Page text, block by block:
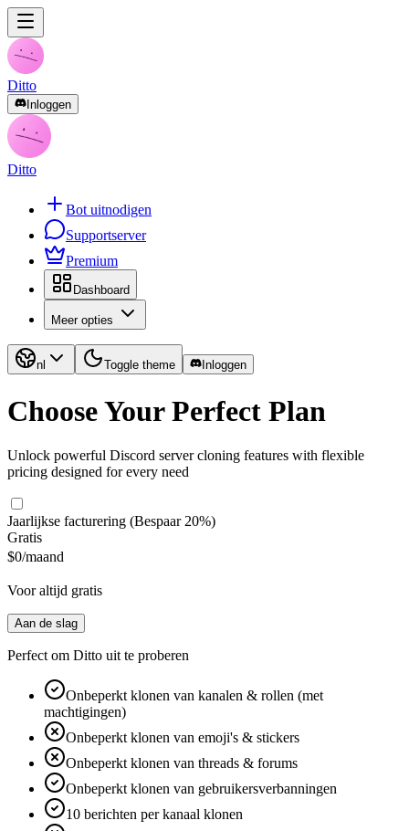
Ditto
Inloggen
Ditto
Bot uitnodigen
Supportserver
Premium
Dashboard
Meer opties
nl Toggle theme Inloggen
Choose Your Perfect Plan
Unlock powerful Discord server cloning features with flexible
pricing designed for every need
Jaarlijkse facturering (Bespaar 20%)
Gratis
$0/maand
Voor altijd gratis
Aan de slag
Perfect om Ditto uit te proberen
Onbeperkt klonen van kanalen & rollen (met
machtigingen)
Onbeperkt klonen van emoji's & stickers
Onbeperkt klonen van threads & forums
Onbeperkt klonen van gebruikersverbanningen
10 berichten per kanaal klonen